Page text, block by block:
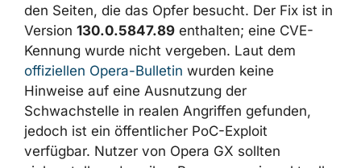
einschließlich der Gmail-E-Mail-Adresse – von
den Seiten, die das Opfer besucht. Der Fix ist
in Version130.0.5847.89enthalten; eine
CVE-Kennung wurde nicht vergeben. Laut
demoffiziellen Opera-Bulletinwurden keine
Hinweise auf eine Ausnutzung der
Schwachstelle in realen Angriffen gefunden,
jedoch ist ein öffentlicher PoC-Exploit